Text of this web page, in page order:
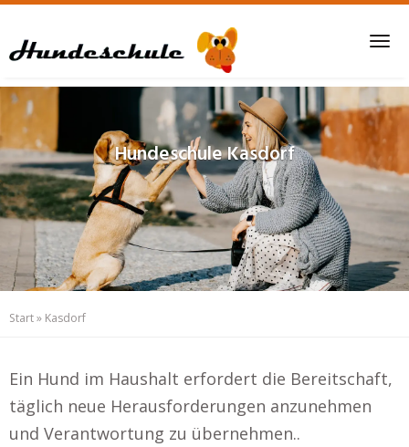
main
content
HundeschuleKasdorf
Start» Kasdorf
Ein Hund im Haushalt erfordert die Bereitschaft,
täglich neue Herausforderungen anzunehmen
und Verantwortung zu übernehmen..